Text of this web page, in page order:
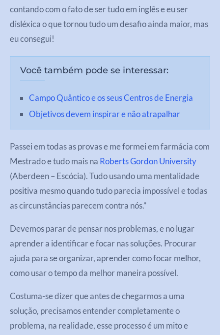
contando com o fato de ser tudo em inglês e eu ser
disléxica o que tornou tudo um desafio ainda maior, mas
eu consegui!
Você também pode se interessar:
Campo Quântico e os seus Centros de Energia
Objetivos devem inspirar e não atrapalhar
Passei em todas as provas e me formei em farmácia com
Mestrado e tudo mais na Roberts Gordon University
(Aberdeen – Escócia). Tudo usando uma mentalidade
positiva mesmo quando tudo parecia impossível e todas
as circunstâncias parecem contra nós.”
Devemos parar de pensar nos problemas, e no lugar
aprender a identificar e focar nas soluções. Procurar
ajuda para se organizar, aprender como focar melhor,
como usar o tempo da melhor maneira possível.
Costuma-se dizer que antes de chegarmos a uma
solução, precisamos entender completamente o
problema, na realidade, esse processo é um mito e